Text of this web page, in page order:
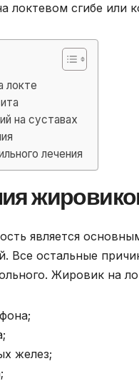
локте
на суставах
лечения
является
Все остальные
Жировик на
желез;